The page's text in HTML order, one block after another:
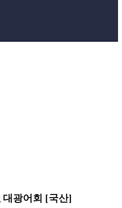
대광어회 [국산]